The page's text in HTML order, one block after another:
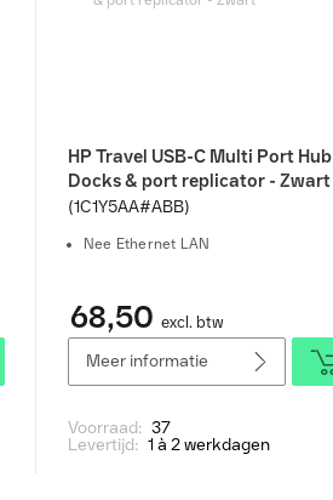
HP Travel USB-C Multi Port Hub
Docks & port replicator - Zwart
(1C1Y5AA#ABB)
Nee Ethernet LAN
68,50 excl. btw
Meer informatie
Voorraad: 37
Levertijd: 1 à 2 werkdagen